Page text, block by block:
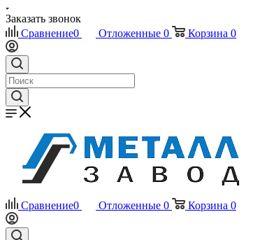
Заказать звонок
Сравнение0 Отложенные 0 Корзина 0
Сравнение0 Отложенные 0 Корзина 0